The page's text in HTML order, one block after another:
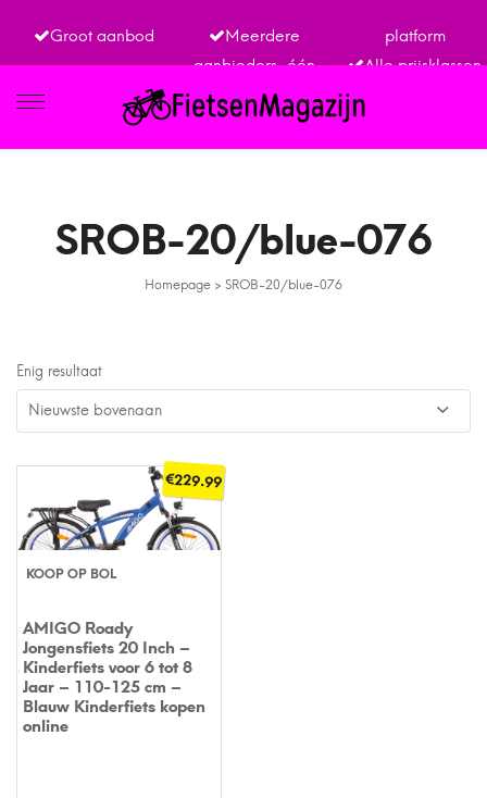
Groot aanbod
Meerdere
aanbieders, één
platform
Alle prijsklassen
SROB-20/blue-076
Homepage > SROB-20/blue-076
Enig resultaat
KOOP OP BOL
AMIGO Roady
Jongensfiets 20 Inch –
Kinderfiets voor 6 tot 8
Jaar – 110-125 cm –
Blauw Kinderfiets kopen
online
€229.99